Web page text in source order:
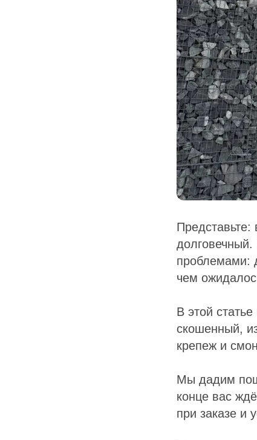
проблемами:
чем
В этой
скошенный,
крепеж и
Мы дадим
конце вас
при заказе и